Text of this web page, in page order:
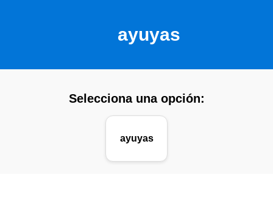
ayuyas
Selecciona una opción:
ayuyas